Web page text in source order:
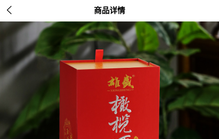
 商品详情